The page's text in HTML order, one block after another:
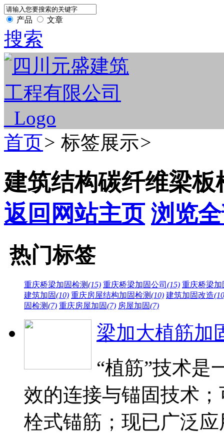
产品 文章
搜索
首页> 标签展示>
建筑结构碳纤维梁板
返回网站主页 浏览
热门标签
重庆桥梁加固检测(15) 重庆桥梁加固公司 (15) 重庆桥梁加
建筑加固(10) 重庆房屋结构加固检测(10) 建筑加固改造
固检测(7) 重庆房屋加固(7) 房屋加固(7)
梁加大植筋加
“植筋”技术是
效的连接与锚固技术
栓式锚筋；现已广泛